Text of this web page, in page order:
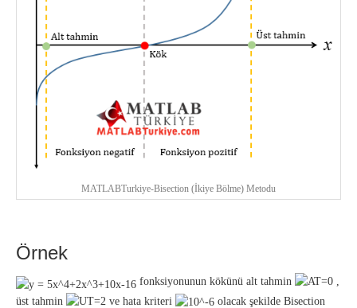
MATLABTurkiye-Bisection (İkiye Bölme) Metodu
Örnek
fonksiyonunun kökünü alt tahmin
üst tahmin
ve hata kriteri
olacak şekilde Bisection